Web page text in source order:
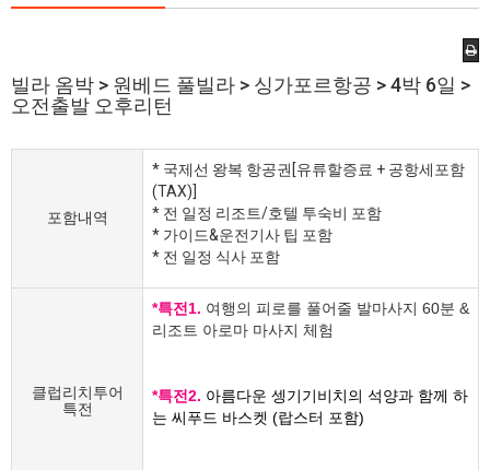
빌라 옴박 > 원베드 풀빌라 > 싱가포르항공 > 4박 6일 >
오전출발 오후리턴
포함내역
* 국제선 왕복 항공권[유류할증료 + 공항세포함
(TAX)]
* 전 일정 리조트/호텔 투숙비 포함
* 가이드&운전기사 팁 포함
* 전 일정 식사 포함​
클럽리치투어
특전
*특전1. 여행의 피로를 풀어줄 발마사지 60분 &
리조트 아로마 마사지 체험
*특전2. 아름다운 셍기기비치의 석양과 함께 하
는 씨푸드 바스켓 (랍스터 포함)